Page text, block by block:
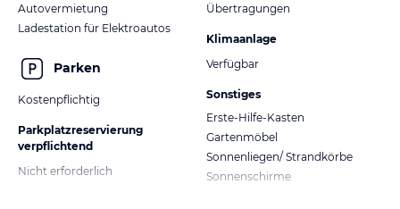
Autovermietung
Ladestation für Elektroautos
Parken
Kostenpflichtig
Parkplatzreservierung
verpflichtend
Nicht erforderlich
Übertragungen
Klimaanlage
Verfügbar
Sonstiges
Erste-Hilfe-Kasten
Gartenmöbel
Sonnenliegen/ Strandkörbe
Sonnenschirme